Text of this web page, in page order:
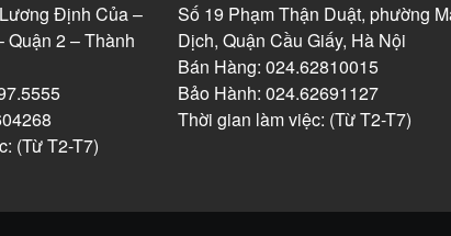
Định Của –
Quận 2 – Thành
(Từ T2-T7)
Số 19 Phạm Thận Duật, phường
Dịch, Quận Cầu Giấy, Hà Nội
Bán Hàng: 024.62810015
Bảo Hành: 024.62691127
Thời gian làm việc: (Từ T2-T7)